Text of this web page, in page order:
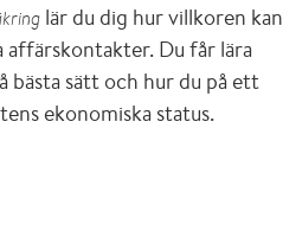
lär du dig hur villkoren kan
Du får lära
bästa sätt och hur du på ett
ekonomiska status.